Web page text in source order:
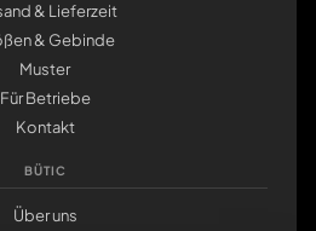
& Lieferzeit
& Gebinde
Muster
Für Betriebe
Kontakt
BÜTIC
Über uns